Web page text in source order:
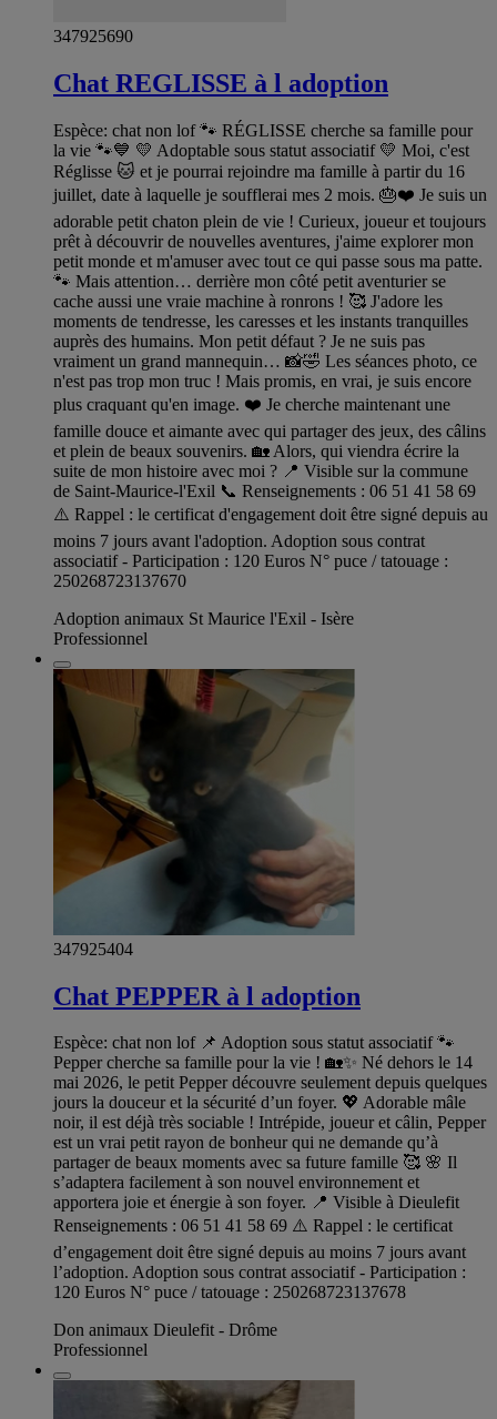
347925690
Chat REGLISSE à l adoption
Espèce: chat non lof 🐾 RÉGLISSE cherche sa famille pour
la vie 🐾💙 💛 Adoptable sous statut associatif 💛 Moi, c'est
Réglisse 🐱 et je pourrai rejoindre ma famille à partir du 16
juillet, date à laquelle je soufflerai mes 2 mois. 🎂❤️ Je suis un
adorable petit chaton plein de vie ! Curieux, joueur et toujours
prêt à découvrir de nouvelles aventures, j'aime explorer mon
petit monde et m'amuser avec tout ce qui passe sous ma patte.
🐾 Mais attention… derrière mon côté petit aventurier se
cache aussi une vraie machine à ronrons ! 🥰 J'adore les
moments de tendresse, les caresses et les instants tranquilles
auprès des humains. Mon petit défaut ? Je ne suis pas
vraiment un grand mannequin… 📸🤣 Les séances photo, ce
n'est pas trop mon truc ! Mais promis, en vrai, je suis encore
plus craquant qu'en image. ❤️ Je cherche maintenant une
famille douce et aimante avec qui partager des jeux, des câlins
et plein de beaux souvenirs. 🏡 Alors, qui viendra écrire la
suite de mon histoire avec moi ? 📍 Visible sur la commune
de Saint-Maurice-l'Exil 📞 Renseignements : 06 51 41 58 69
⚠️ Rappel : le certificat d'engagement doit être signé depuis au
moins 7 jours avant l'adoption. Adoption sous contrat
associatif - Participation : 120 Euros N° puce / tatouage :
250268723137670
Adoption animaux St Maurice l'Exil - Isère
Professionnel
347925404
Chat PEPPER à l adoption
Espèce: chat non lof 📌 Adoption sous statut associatif 🐾
Pepper cherche sa famille pour la vie ! 🏡✨ Né dehors le 14
mai 2026, le petit Pepper découvre seulement depuis quelques
jours la douceur et la sécurité d’un foyer. 💖 Adorable mâle
noir, il est déjà très sociable ! Intrépide, joueur et câlin, Pepper
est un vrai petit rayon de bonheur qui ne demande qu’à
partager de beaux moments avec sa future famille 🥰 🌸 Il
s’adaptera facilement à son nouvel environnement et
apportera joie et énergie à son foyer. 📍 Visible à Dieulefit
Renseignements : 06 51 41 58 69 ⚠️ Rappel : le certificat
d’engagement doit être signé depuis au moins 7 jours avant
l’adoption. Adoption sous contrat associatif - Participation :
120 Euros N° puce / tatouage : 250268723137678
Don animaux Dieulefit - Drôme
Professionnel